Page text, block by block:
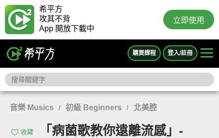
希平方
攻其不背
App 開放下載中
立即使用
購買課程 登入/註冊
音樂 Musics / 初級 Beginners / 北美腔
收藏
「病菌歌教你遠離流感」-